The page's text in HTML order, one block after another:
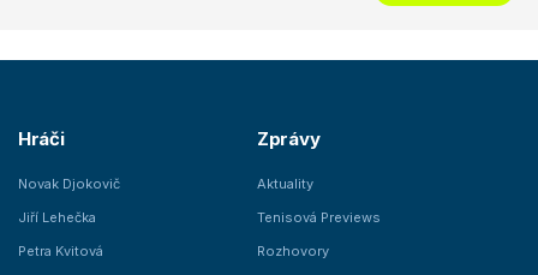
Hráči
Novak Djokovič
Jiří Lehečka
Petra Kvitová
Zprávy
Aktuality
Tenisová Previews
Rozhovory